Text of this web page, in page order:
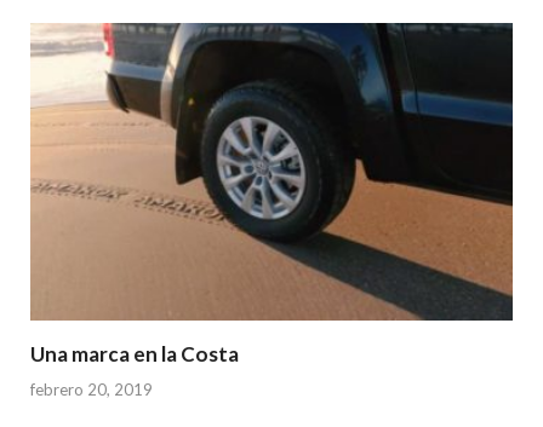
Una marca en la Costa
febrero 20, 2019